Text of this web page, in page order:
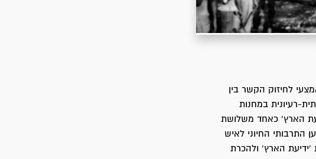
לחיזוק הקשר בין
רעיונית במחנות
1 (6), אוקטובר 1942, הוגדרה 'ידיעת הארץ' כאחד משלושת
התרבותי החיוני לאיש
'ידיעת הארץ' ולהכרת